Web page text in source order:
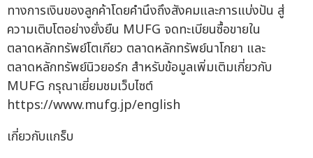
ทางการเงินของลูกค้าโดยคำนึงถึงสังคมและการแบ่งปัน สู่
ความเติบโตอย่างยั่งยืน MUFG จดทะเบียนซื้อขายใน
ตลาดหลักทรัพย์โตเกียว ตลาดหลักทรัพย์นาโกยา และ
ตลาดหลักทรัพย์นิวยอร์ก สำหรับข้อมูลเพิ่มเติมเกี่ยวกับ
MUFG กรุณาเยี่ยมชมเว็บไซต์
https://www.mufg.jp/english
เกี่ยวกับแกร็บ